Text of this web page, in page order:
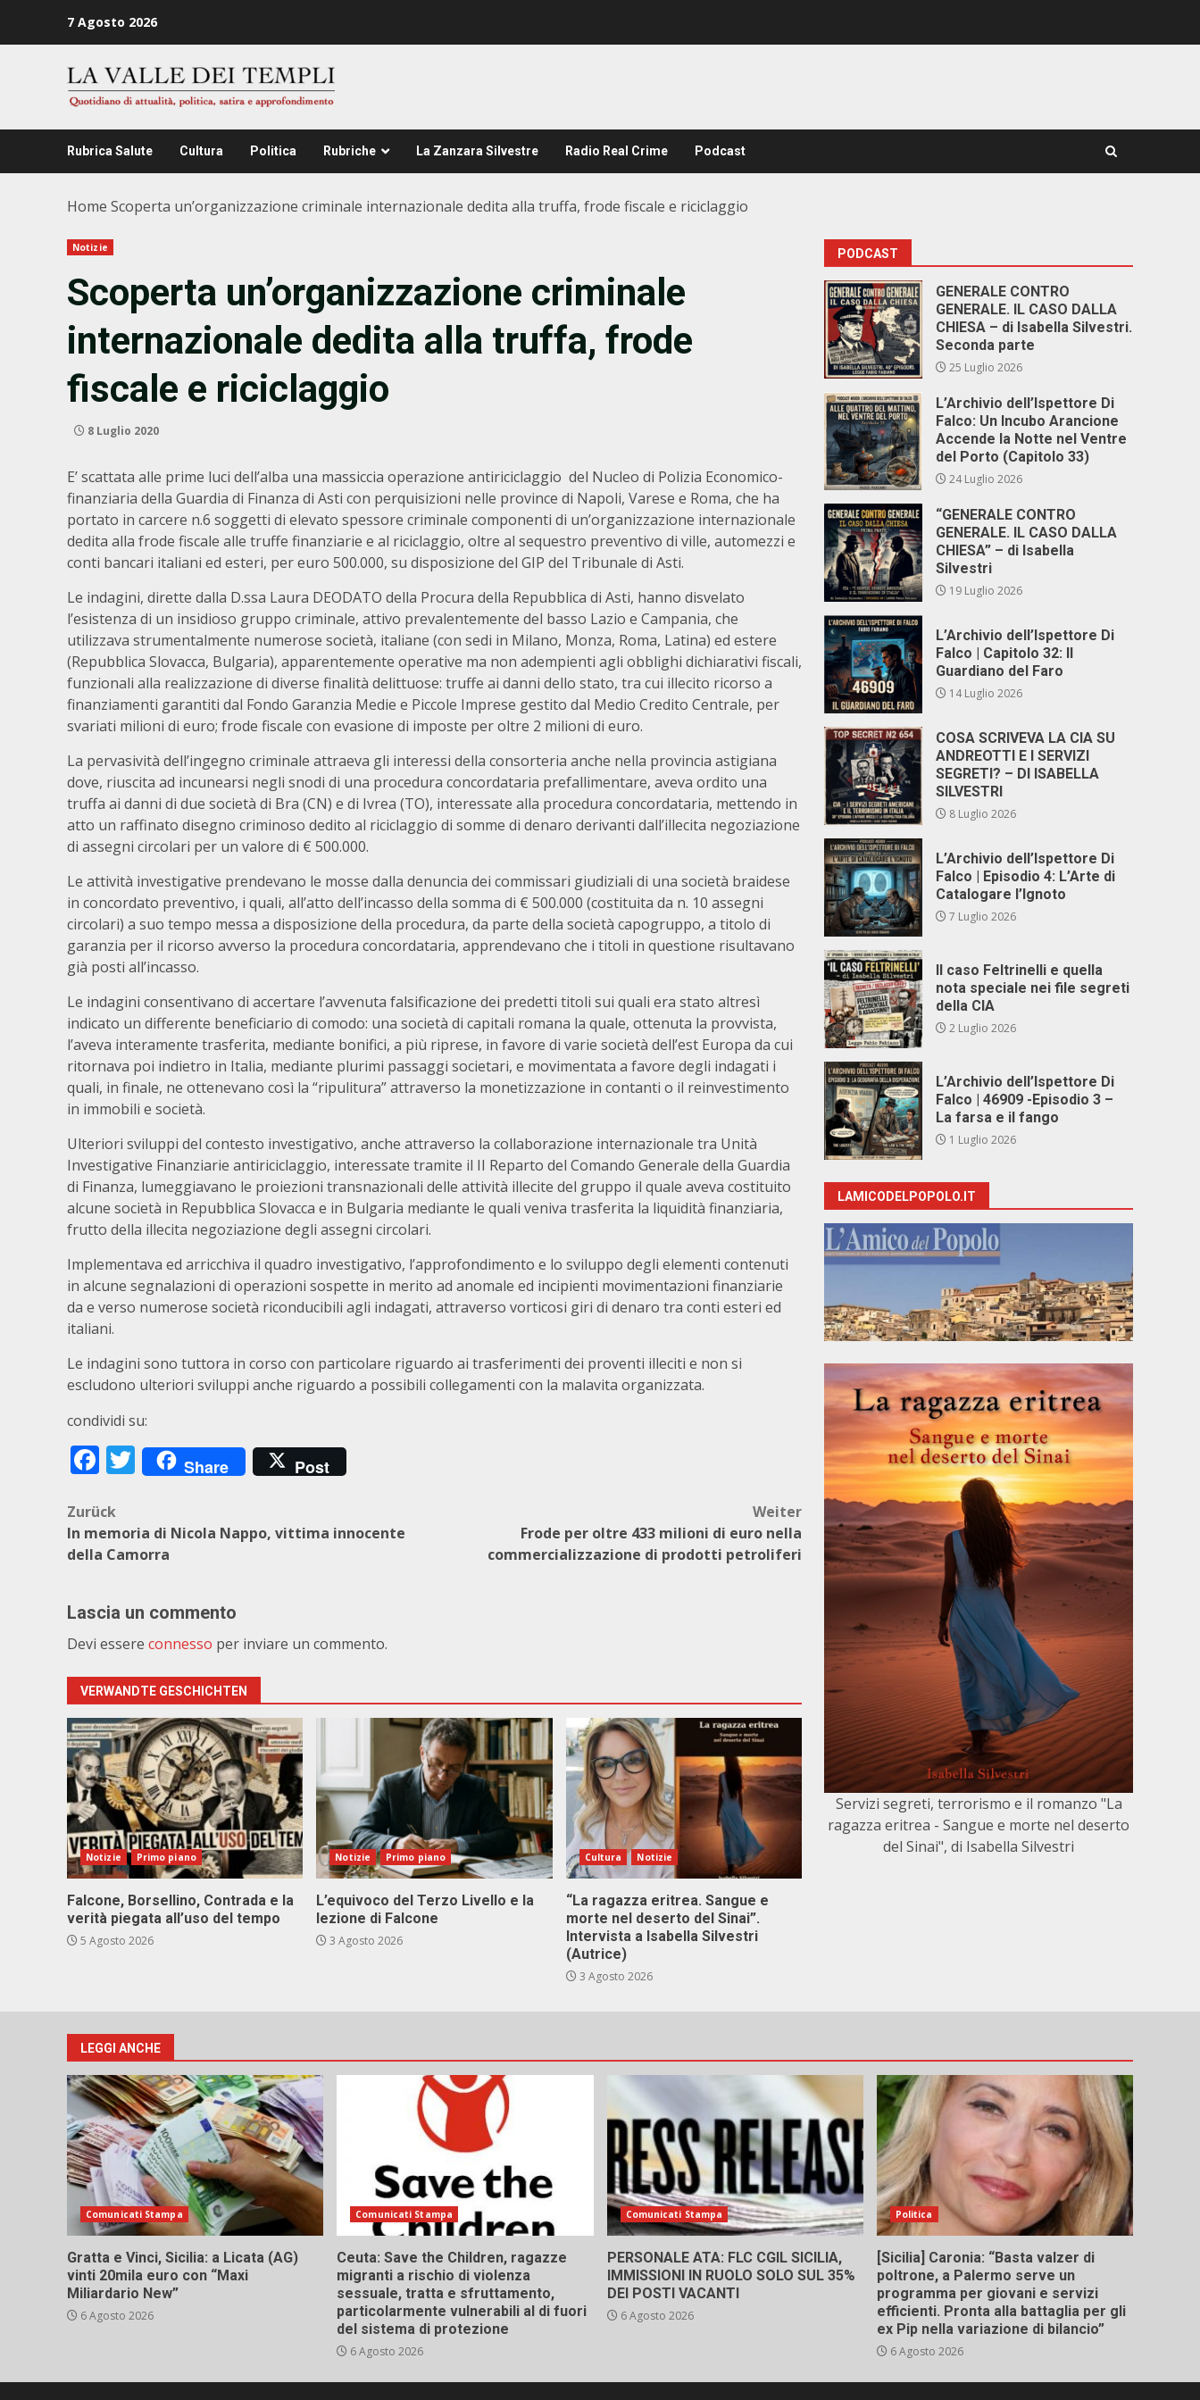
7 Agosto 2026
Rubrica Salute Cultura Politica Rubriche La Zanzara Silvestre Radio Real Crime Podcast
Home Scoperta un’organizzazione criminale internazionale dedita alla truffa, frode fiscale e riciclaggio
Notizie
Scoperta un’organizzazione criminale
internazionale dedita alla truffa, frode
fiscale e riciclaggio
8 Luglio 2020
E’ scattata alle prime luci dell’alba una massiccia operazione antiriciclaggio del Nucleo di Polizia Economico-
finanziaria della Guardia di Finanza di Asti con perquisizioni nelle province di Napoli, Varese e Roma, che ha
portato in carcere n.6 soggetti di elevato spessore criminale componenti di un’organizzazione internazionale
dedita alla frode fiscale alle truffe finanziarie e al riciclaggio, oltre al sequestro preventivo di ville, automezzi e
conti bancari italiani ed esteri, per euro 500.000, su disposizione del GIP del Tribunale di Asti.
Le indagini, dirette dalla D.ssa Laura DEODATO della Procura della Repubblica di Asti, hanno disvelato
l’esistenza di un insidioso gruppo criminale, attivo prevalentemente del basso Lazio e Campania, che
utilizzava strumentalmente numerose società, italiane (con sedi in Milano, Monza, Roma, Latina) ed estere
(Repubblica Slovacca, Bulgaria), apparentemente operative ma non adempienti agli obblighi dichiarativi fiscali,
funzionali alla realizzazione di diverse finalità delittuose: truffe ai danni dello stato, tra cui illecito ricorso a
finanziamenti garantiti dal Fondo Garanzia Medie e Piccole Imprese gestito dal Medio Credito Centrale, per
svariati milioni di euro; frode fiscale con evasione di imposte per oltre 2 milioni di euro.
La pervasività dell’ingegno criminale attraeva gli interessi della consorteria anche nella provincia astigiana
dove, riuscita ad incunearsi negli snodi di una procedura concordataria prefallimentare, aveva ordito una
truffa ai danni di due società di Bra (CN) e di Ivrea (TO), interessate alla procedura concordataria, mettendo in
atto un raffinato disegno criminoso dedito al riciclaggio di somme di denaro derivanti dall’illecita negoziazione
di assegni circolari per un valore di € 500.000.
Le attività investigative prendevano le mosse dalla denuncia dei commissari giudiziali di una società braidese
in concordato preventivo, i quali, all’atto dell’incasso della somma di € 500.000 (costituita da n. 10 assegni
circolari) a suo tempo messa a disposizione della procedura, da parte della società capogruppo, a titolo di
garanzia per il ricorso avverso la procedura concordataria, apprendevano che i titoli in questione risultavano
già posti all’incasso.
Le indagini consentivano di accertare l’avvenuta falsificazione dei predetti titoli sui quali era stato altresì
indicato un differente beneficiario di comodo: una società di capitali romana la quale, ottenuta la provvista,
l’aveva interamente trasferita, mediante bonifici, a più riprese, in favore di varie società dell’est Europa da cui
ritornava poi indietro in Italia, mediante plurimi passaggi societari, e movimentata a favore degli indagati i
quali, in finale, ne ottenevano così la “ripulitura” attraverso la monetizzazione in contanti o il reinvestimento
in immobili e società.
Ulteriori sviluppi del contesto investigativo, anche attraverso la collaborazione internazionale tra Unità
Investigative Finanziarie antiriciclaggio, interessate tramite il II Reparto del Comando Generale della Guardia
di Finanza, lumeggiavano le proiezioni transnazionali delle attività illecite del gruppo il quale aveva costituito
alcune società in Repubblica Slovacca e in Bulgaria mediante le quali veniva trasferita la liquidità finanziaria,
frutto della illecita negoziazione degli assegni circolari.
Implementava ed arricchiva il quadro investigativo, l’approfondimento e lo sviluppo degli elementi contenuti
in alcune segnalazioni di operazioni sospette in merito ad anomale ed incipienti movimentazioni finanziarie
da e verso numerose società riconducibili agli indagati, attraverso vorticosi giri di denaro tra conti esteri ed
italiani.
Le indagini sono tuttora in corso con particolare riguardo ai trasferimenti dei proventi illeciti e non si
escludono ulteriori sviluppi anche riguardo a possibili collegamenti con la malavita organizzata.
condividi su:
Facebook
Twitter
Share Post
Beitragsnavigation
Zurück
In memoria di Nicola Nappo, vittima innocente
della Camorra
Weiter
Frode per oltre 433 milioni di euro nella
commercializzazione di prodotti petroliferi
Lascia un commento
Devi essere connesso per inviare un commento.
VERWANDTE GESCHICHTEN
Notizie Primo piano
Falcone, Borsellino, Contrada e la
verità piegata all’uso del tempo
5 Agosto 2026
Notizie Primo piano
L’equivoco del Terzo Livello e la
lezione di Falcone
3 Agosto 2026
Cultura Notizie
“La ragazza eritrea. Sangue e
morte nel deserto del Sinai”.
Intervista a Isabella Silvestri
(Autrice)
3 Agosto 2026
PODCAST
GENERALE CONTRO
GENERALE. IL CASO DALLA
CHIESA – di Isabella Silvestri.
Seconda parte
25 Luglio 2026
L’Archivio dell’Ispettore Di
Falco: Un Incubo Arancione
Accende la Notte nel Ventre
del Porto (Capitolo 33)
24 Luglio 2026
“GENERALE CONTRO
GENERALE. IL CASO DALLA
CHIESA” – di Isabella
Silvestri
19 Luglio 2026
L’Archivio dell’Ispettore Di
Falco | Capitolo 32: Il
Guardiano del Faro
14 Luglio 2026
COSA SCRIVEVA LA CIA SU
ANDREOTTI E I SERVIZI
SEGRETI? – DI ISABELLA
SILVESTRI
8 Luglio 2026
L’Archivio dell’Ispettore Di
Falco | Episodio 4: L’Arte di
Catalogare l’Ignoto
7 Luglio 2026
Il caso Feltrinelli e quella
nota speciale nei file segreti
della CIA
2 Luglio 2026
L’Archivio dell’Ispettore Di
Falco | 46909 -Episodio 3 –
La farsa e il fango
1 Luglio 2026
LAMICODELPOPOLO.IT
Servizi segreti, terrorismo e il romanzo "La
ragazza eritrea - Sangue e morte nel deserto
del Sinai", di Isabella Silvestri
LEGGI ANCHE
Comunicati Stampa
Gratta e Vinci, Sicilia: a Licata (AG)
vinti 20mila euro con “Maxi
Miliardario New”
6 Agosto 2026
Comunicati Stampa
Ceuta: Save the Children, ragazze
migranti a rischio di violenza
sessuale, tratta e sfruttamento,
particolarmente vulnerabili al di fuori
del sistema di protezione
6 Agosto 2026
Comunicati Stampa
PERSONALE ATA: FLC CGIL SICILIA,
IMMISSIONI IN RUOLO SOLO SUL 35%
DEI POSTI VACANTI
6 Agosto 2026
Politica
[Sicilia] Caronia: “Basta valzer di
poltrone, a Palermo serve un
programma per giovani e servizi
efficienti. Pronta alla battaglia per gli
ex Pip nella variazione di bilancio”
6 Agosto 2026